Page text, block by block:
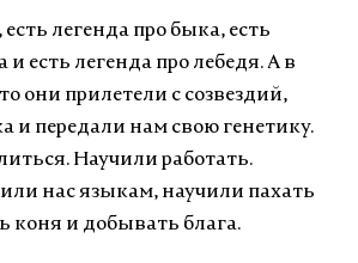
есть легенда про быка, есть
и есть легенда про лебедя. А в
они прилетели с созвездий,
и передали нам свою генетику.
Научили работать.
нас языкам, научили пахать
коня и добывать блага.